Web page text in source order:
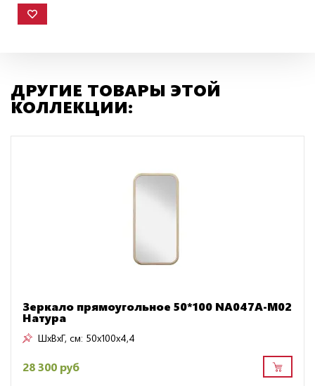
ДРУГИЕ ТОВАРЫ ЭТОЙ
КОЛЛЕКЦИИ:
Зеркало прямоугольное 50*100 NA047A-M02
Натура
ШxВxГ, см: 50x100x4,4
28 300 руб